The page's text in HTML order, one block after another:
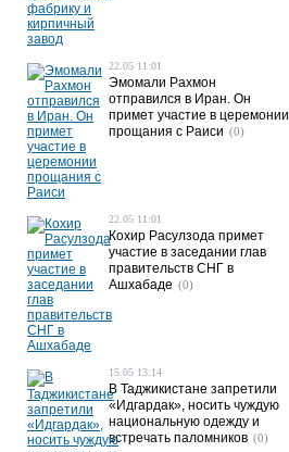
22.05 11:01
Эмомали Рахмон
отправился в Иран. Он
примет участие в церемонии
прощания с Раиси (0)
22.05 11:01
Кохир Расулзода примет
участие в заседании глав
правительств СНГ в
Ашхабаде (0)
15.05 13:14
В Таджикистане запретили
«Идгардак», носить чуждую
национальную одежду и
встречать паломников (0)